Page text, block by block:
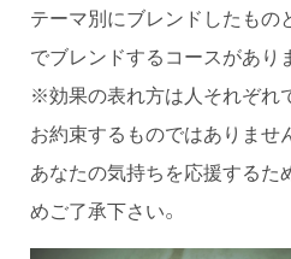
テーマ別にブレンドしたもの
でブレンドするコースがあり
※効果の表れ方は人それぞれ
お約束するものではありませ
あなたの気持ちを応援するた
めご了承下さい。